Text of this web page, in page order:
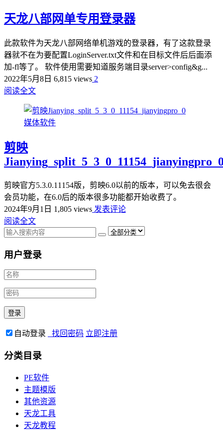
天龙八部网单专用登录器
此款软件为天龙八部网络单机游戏的登录器，有了这款登录
器就不在为要配置LoginServer.txt文件和在目标文件后后面添
加-fl等了。 软件使用需要知道服务端目录server>config&g...
2022年5月8日 6,815 views 2
阅读全文
媒体软件
剪映
剪映官方5.3.0.11154版，剪映6.0以前的版本，可以免去很会
会员功能，在6.0后的版本很多功能都开始收费了。
2024年9月1日 1,805 views 发表评论
阅读全文
用户登录
自动登录 找回密码 立即注册
分类目录
PE软件
主题模版
其他资源
天龙工具
天龙教程